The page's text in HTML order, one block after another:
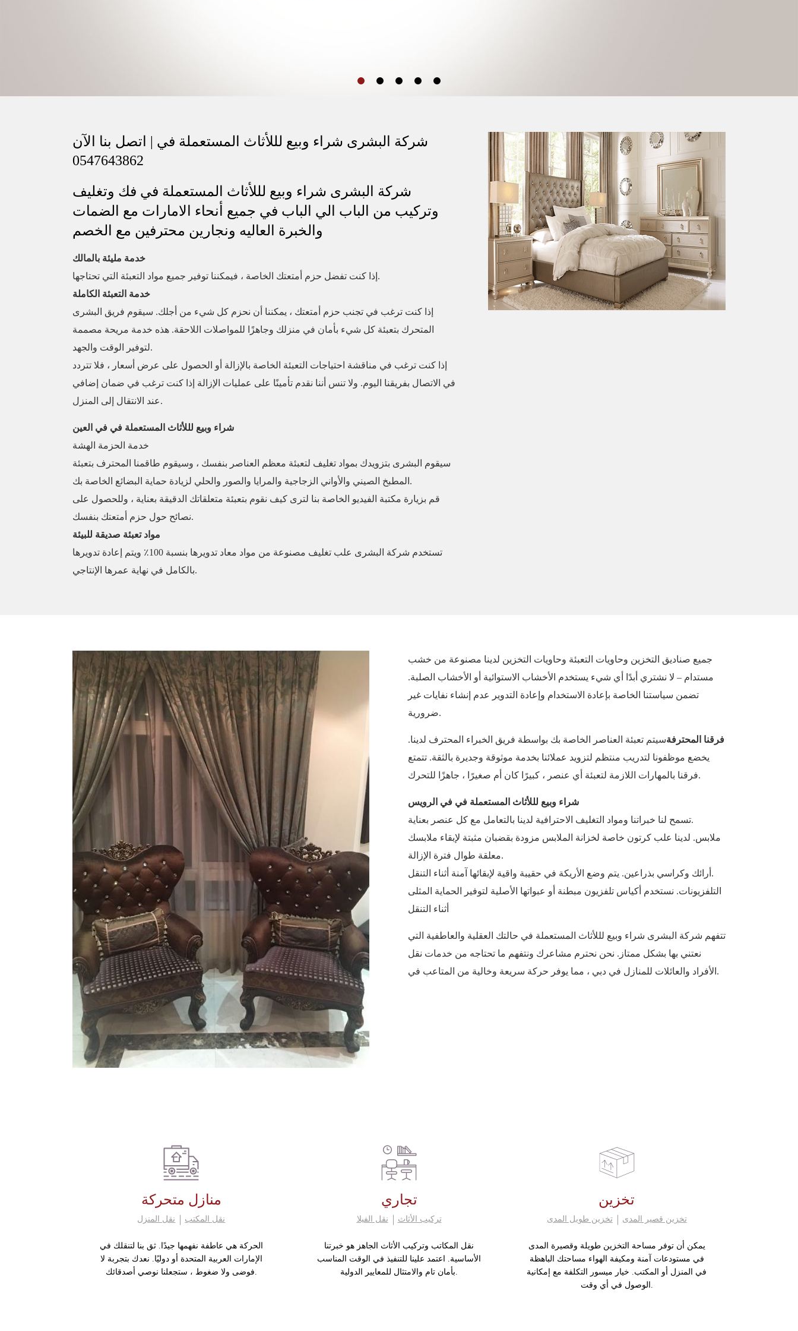
شركة البشرى شراء وبيع لللأثاث المستعملة في | اتصل بنا الآن
0547643862
شركة البشرى شراء وبيع لللأثاث المستعملة في فك وتغليف
وتركيب من الباب الي الباب في جميع أنحاء الامارات مع الضمات
والخبرة العاليه ونجارين محترفين مع الخصم
خدمة مليئة بالمالك
إذا كنت تفضل حزم أمتعتك الخاصة ، فيمكننا توفير جميع مواد التعبئة التي تحتاجها.
خدمة التعبئة الكاملة
إذا كنت ترغب في تجنب حزم أمتعتك ، يمكننا أن نحزم كل شيء من أجلك. سيقوم فريق البشرى
المتحرك بتعبئة كل شيء بأمان في منزلك وجاهزًا للمواصلات اللاحقة. هذه خدمة مريحة مصممة
لتوفير الوقت والجهد.
إذا كنت ترغب في مناقشة احتياجات التعبئة الخاصة بالإزالة أو الحصول على عرض أسعار ، فلا تتردد
في الاتصال بفريقنا اليوم. ولا تنس أننا نقدم تأمينًا على عمليات الإزالة إذا كنت ترغب في ضمان إضافي
عند الانتقال إلى المنزل.
شراء وبيع لللأثاث المستعملة في في العين
خدمة الحزمة الهشة
سيقوم البشرى بتزويدك بمواد تغليف لتعبئة معظم العناصر بنفسك ، وسيقوم طاقمنا المحترف بتعبئة
المطبخ الصيني والأواني الزجاجية والمرايا والصور والحلي لزيادة حماية البضائع الخاصة بك.
قم بزيارة مكتبة الفيديو الخاصة بنا لترى كيف نقوم بتعبئة متعلقاتك الدقيقة بعناية ، وللحصول على
نصائح حول حزم أمتعتك بنفسك.
مواد تعبئة صديقة للبيئة
تستخدم شركة البشرى علب تغليف مصنوعة من مواد معاد تدويرها بنسبة 100٪ ويتم إعادة تدويرها
بالكامل في نهاية عمرها الإنتاجي.
جميع صناديق التخزين وحاويات التعبئة وحاويات التخزين لدينا مصنوعة من خشب
مستدام – لا نشتري أبدًا أي شيء يستخدم الأخشاب الاستوائية أو الأخشاب الصلبة.
تضمن سياستنا الخاصة بإعادة الاستخدام وإعادة التدوير عدم إنشاء نفايات غير
ضرورية.
فرقنا المحترفةسيتم تعبئة العناصر الخاصة بك بواسطة فريق الخبراء المحترف لدينا.
يخضع موظفونا لتدريب منتظم لتزويد عملائنا بخدمة موثوقة وجديرة بالثقة. تتمتع
فرقنا بالمهارات اللازمة لتعبئة أي عنصر ، كبيرًا كان أم صغيرًا ، جاهزًا للتحرك.
شراء وبيع لللأثاث المستعملة في في الرويس
تسمح لنا خبراتنا ومواد التغليف الاحترافية لدينا بالتعامل مع كل عنصر بعناية.
ملابس. لدينا علب كرتون خاصة لخزانة الملابس مزودة بقضبان مثبتة لإبقاء ملابسك
معلقة طوال فترة الإزالة.
أرائك وكراسي بذراعين. يتم وضع الأريكة في حقيبة واقية لإبقائها آمنة أثناء التنقل.
التلفزيونات. نستخدم أكياس تلفزيون مبطنة أو عبواتها الأصلية لتوفير الحماية المثلى
أثناء التنقل
تتفهم شركة البشرى شراء وبيع لللأثاث المستعملة في حالتك العقلية والعاطفية التي
نعتني بها بشكل ممتاز. نحن نحترم مشاعرك ونتفهم ما تحتاجه من خدمات نقل
الأفراد والعائلات للمنازل في دبي ، مما يوفر حركة سريعة وخالية من المتاعب في.
منازل متحركة
نقل المنزل نقل المكتب
الحركة هي عاطفة نفهمها جيدًا. ثق بنا لتنقلك في
الإمارات العربية المتحدة أو دوليًا. نعدك بتجربة لا
فوضى ولا ضغوط ، ستجعلنا نوصي أصدقائك.
تجاري
نقل الفيلا تركيب الأثاث
نقل المكاتب وتركيب الأثاث الجاهز هو خبرتنا
الأساسية. اعتمد علينا للتنفيذ في الوقت المناسب
بأمان تام والامتثال للمعايير الدولية.
تخزين
تخزين طويل المدى تخزين قصير المدى
يمكن أن توفر مساحة التخزين طويلة وقصيرة المدى
في مستودعات آمنة ومكيفة الهواء مساحتك الباهظة
في المنزل أو المكتب. خيار ميسور التكلفة مع إمكانية
الوصول في أي وقت.